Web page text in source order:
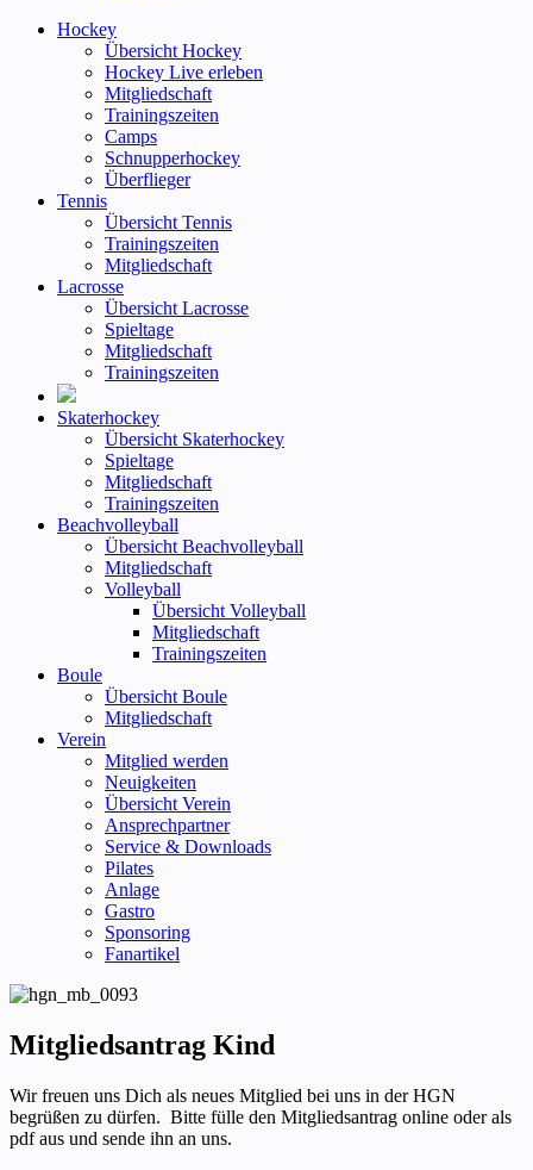
Hockey
Übersicht Hockey
Hockey Live erleben
Mitgliedschaft
Trainingszeiten
Camps
Schnupperhockey
Überflieger
Tennis
Übersicht Tennis
Trainingszeiten
Mitgliedschaft
Lacrosse
Übersicht Lacrosse
Spieltage
Mitgliedschaft
Trainingszeiten
Skaterhockey
Übersicht Skaterhockey
Spieltage
Mitgliedschaft
Trainingszeiten
Beachvolleyball
Übersicht Beachvolleyball
Mitgliedschaft
Volleyball
Übersicht Volleyball
Mitgliedschaft
Trainingszeiten
Boule
Übersicht Boule
Mitgliedschaft
Verein
Mitglied werden
Neuigkeiten
Übersicht Verein
Ansprechpartner
Service & Downloads
Pilates
Anlage
Gastro
Sponsoring
Fanartikel
Mitgliedsantrag Kind
Wir freuen uns Dich als neues Mitglied bei uns in der HGN
begrüßen zu dürfen. Bitte fülle den Mitgliedsantrag online oder als
pdf aus und sende ihn an uns.